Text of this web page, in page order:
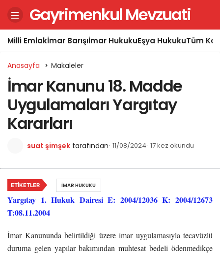
Gayrimenkul Mevzuati
Milli Emlakİmar Barışıİmar HukukuEşya HukukuTüm
Anasayfa Makaleler
İmar Kanunu 18. Madde
Uygulamaları Yargıtay
Kararları
suat şimşek tarafından 11/08/2024 17 kez okundu
Yargıtay 1. Hukuk Dairesi E: 2004/12036 K: 2004/12673
T:08.11.2004
İmar Kanununda belirtildiği üzere imar uygulamasıyla tecavüzlü
duruma gelen yapılar bakımından muhtesat bedeli ödenmedikçe
ETIKETLER İMAR HUKUKU